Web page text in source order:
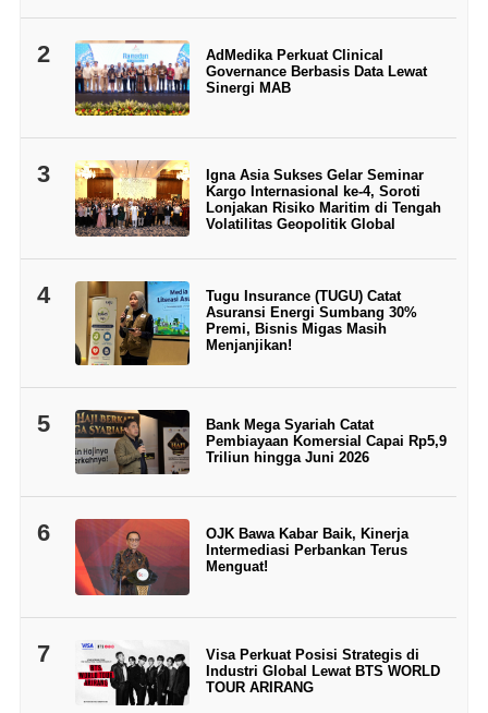
2
AdMedika Perkuat Clinical
Governance Berbasis Data Lewat
Sinergi MAB
3
Igna Asia Sukses Gelar Seminar
Kargo Internasional ke-4, Soroti
Lonjakan Risiko Maritim di Tengah
Volatilitas Geopolitik Global
4
Tugu Insurance (TUGU) Catat
Asuransi Energi Sumbang 30%
Premi, Bisnis Migas Masih
Menjanjikan!
5
Bank Mega Syariah Catat
Pembiayaan Komersial Capai Rp5,9
Triliun hingga Juni 2026
6
OJK Bawa Kabar Baik, Kinerja
Intermediasi Perbankan Terus
Menguat!
7
Visa Perkuat Posisi Strategis di
Industri Global Lewat BTS WORLD
TOUR ARIRANG